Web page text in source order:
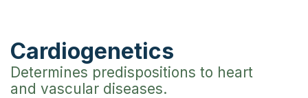
Cardiogenetics
Determines predispositions to heart
and vascular diseases.